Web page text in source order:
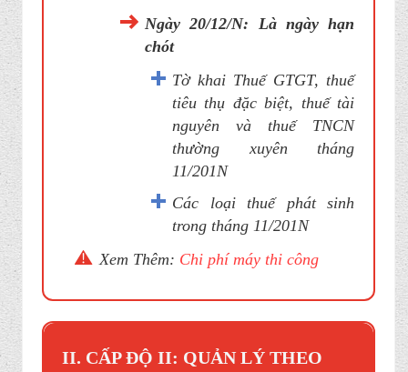
Ngày 20/12/N: Là ngày hạn
chót
Tờ khai Thuế GTGT, thuế
tiêu thụ đặc biệt, thuế tài
nguyên và thuế TNCN
thường xuyên tháng
11/201N
Các loại thuế phát sinh
trong tháng 11/201N
Xem Thêm: Chi phí máy thi công
II. CẤP ĐỘ II: QUẢN LÝ THEO